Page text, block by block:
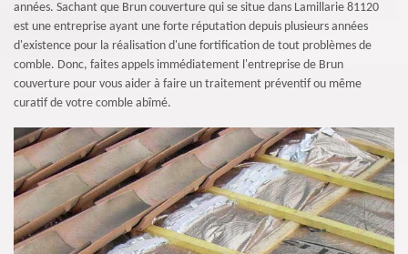
années. Sachant que Brun couverture qui se situe dans Lamillarie 81120
est une entreprise ayant une forte réputation depuis plusieurs années
d'existence pour la réalisation d'une fortification de tout problèmes de
comble. Donc, faites appels immédiatement l'entreprise de Brun
couverture pour vous aider à faire un traitement préventif ou même
curatif de votre comble abîmé.